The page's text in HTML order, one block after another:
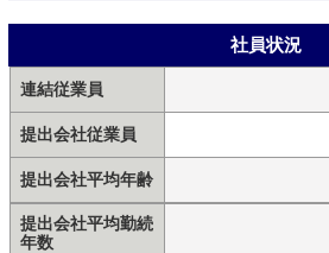
社員状況
連結従業員
提出会社従業員
提出会社平均年齢
提出会社平均勤続
年数